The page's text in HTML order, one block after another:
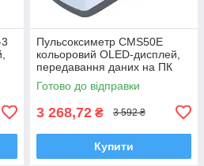
Пульсоксиметр CMS50E
кольоровий OLED-дисплей,
передавання даних на ПК
Готово до відправки
3 268,72 ₴ 3 592 ₴
Купити